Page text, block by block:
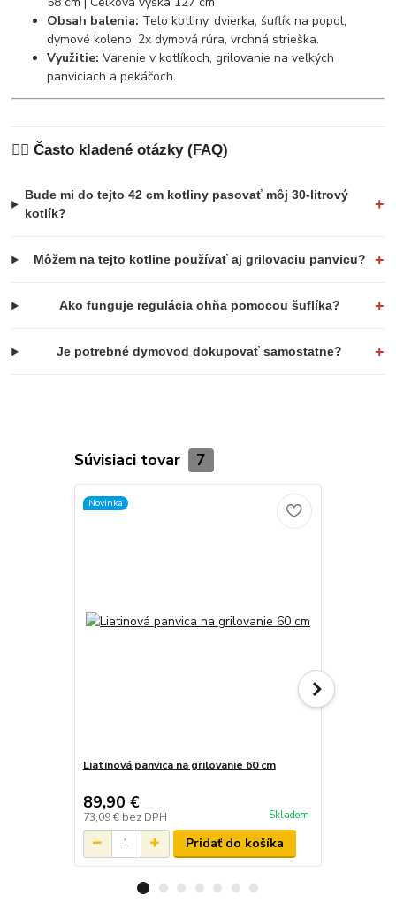
Obsah balenia: Telo kotliny, dvierka, šuflík na popol,
dymové koleno, 2x dymová rúra, vrchná strieška.
Využitie: Varenie v kotlíkoch, grilovanie na veľkých
panviciach a pekáčoch.
🙋‍♂️ Často kladené otázky (FAQ)
Bude mi do tejto 42 cm kotliny pasovať môj 30-litrový
kotlík?
+
Môžem na tejto kotline používať aj grilovaciu panvicu? +
Ako funguje regulácia ohňa pomocou šuflíka? +
Je potrebné dymovod dokupovať samostatne? +
Súvisiaci tovar 7
Novinka
Liatinová panvica na grilovanie 60 cm
89,90 €
73,09 € bez DPH Skladom
Pridať do košíka